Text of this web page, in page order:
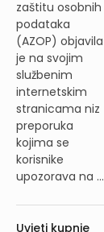
zaštitu osobnih
podataka
(AZOP) objavila
je na svojim
službenim
internetskim
stranicama niz
preporuka
kojima se
korisnike
upozorava na ...
Uvjeti kupnje